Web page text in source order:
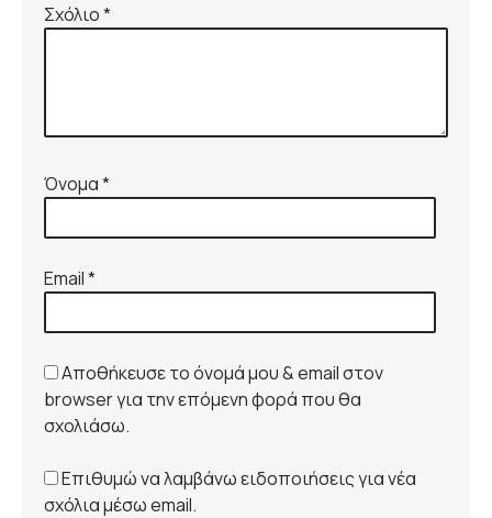
Σχόλιο*
Όνομα*
Email*
Αποθήκευσε το όνομά μου & email στον
browser για την επόμενη φορά που θα
σχολιάσω.
Επιθυμώ να λαμβάνω ειδοποιήσεις για νέα
σχόλια μέσω email.